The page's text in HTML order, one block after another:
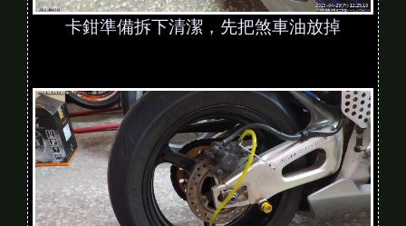
卡鉗準備拆下清潔，先把煞車油放掉